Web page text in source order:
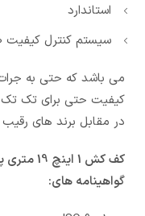
استاندارد
سیستم کنترل کیفیت ISO9000
می باشد که حتی به
کیفیت حتی برای تک
در مقابل برند های رقیب
گواهینامه های: